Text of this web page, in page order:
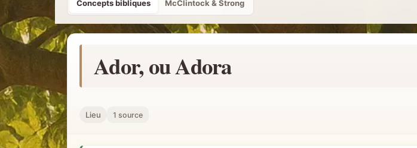
e
h
Concepts bibliques McClintock & Strong
Ador, ou Adora
Lieu 1 source